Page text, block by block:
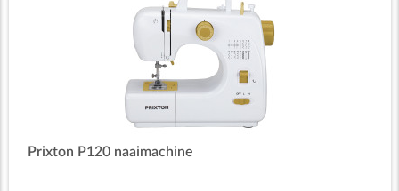
Prixton P120 naaimachine